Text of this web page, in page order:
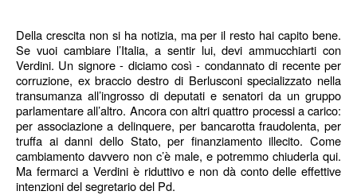
Della crescita non si ha notizia, ma per il resto hai capito bene.
Se vuoi cambiare l’Italia, a sentir lui, devi ammucchiarti con
Verdini. Un signore - diciamo così - condannato di recente per
corruzione, ex braccio destro di Berlusconi specializzato nella
transumanza all’ingrosso di deputati e senatori da un gruppo
parlamentare all’altro. Ancora con altri quattro processi a carico:
per associazione a delinquere, per bancarotta fraudolenta, per
truffa ai danni dello Stato, per finanziamento illecito. Come
cambiamento davvero non c’è male, e potremmo chiuderla qui.
Ma fermarci a Verdini è riduttivo e non dà conto delle effettive
intenzioni del segretario del Pd.